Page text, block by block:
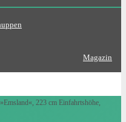
Magazin
223 cm Einfahrtshöhe,